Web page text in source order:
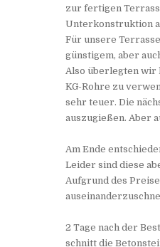
zur fertigen
Unterkonstruktion
Für unsere
günstigem, aber
Also überlegten wir
KG-Rohre zu
sehr teuer. Die
auszugießen. Aber
Am Ende
Leider sind diese
Aufgrund des
2 Tage nach der
schnitt die